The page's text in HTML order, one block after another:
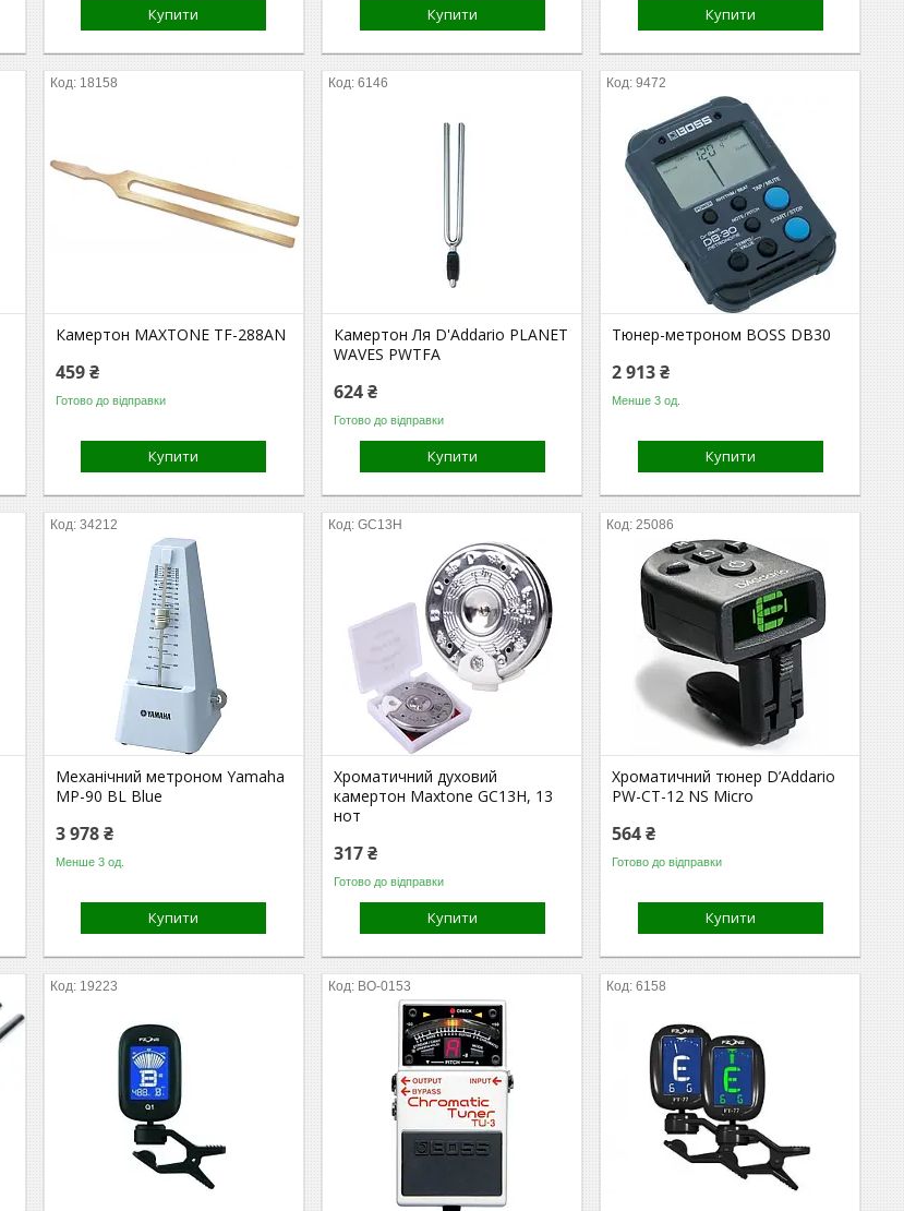
Купити Купити Купити
18158
Камертон MAXTONE TF-288AN
459 ₴
Готово до відправки
Купити
6146
Камертон Ля D'Addario PLANET
WAVES PWTFA
624 ₴
Готово до відправки
Купити
9472
Тюнер-метроном BOSS DB30
2 913 ₴
Менше 3 од.
Купити
34212
Механічний метроном Yamaha
MP-90 BL Blue
3 978 ₴
Менше 3 од.
Купити
GC13H
Хроматичний духовий
камертон Maxtone GC13H, 13
нот
317 ₴
Готово до відправки
Купити
25086
Хроматичний тюнер D’Addario
PW-CT-12 NS Micro
564 ₴
Готово до відправки
Купити
19223 BO-0153 6158